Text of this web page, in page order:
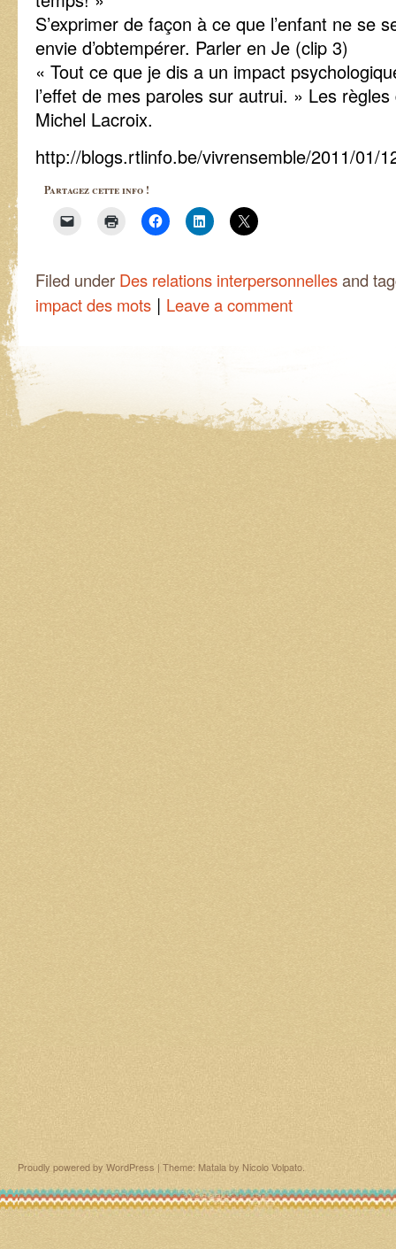
S’exprimer de façon à ce que l’enfant ne se
envie d’obtempérer. Parler en Je (clip 3)
« Tout ce que je dis a un impact
l’effet de mes paroles sur autrui. » Les
Michel Lacroix.
http://blogs.rtlinfo.be/vivrensemble/2011/01/
Partagez cette info !
Filed under Des relations interpersonnellesand
impact des mots | Leave a comment
Proudly powered by WordPress | Theme: Matala by Nicolo Volpato